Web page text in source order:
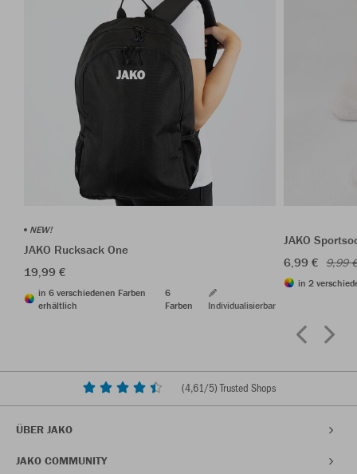
NEW!
JAKO Rucksack One
19,99 €
in 6 verschiedenen Farben
erhältlich
6
Farben
Individualisierbar
JAKO
6,99 € 9,99
in 2
(4,61/5) Trusted Shops
ÜBER JAKO
JAKO COMMUNITY